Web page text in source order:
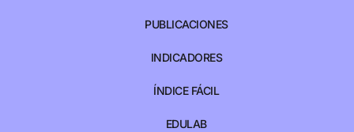
PUBLICACIONES
INDICADORES
ÍNDICE FÁCIL
EDULAB